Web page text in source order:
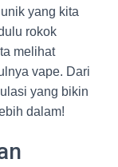
yang kita
rokok
melihat
vape. Dari
yang bikin
dalam!